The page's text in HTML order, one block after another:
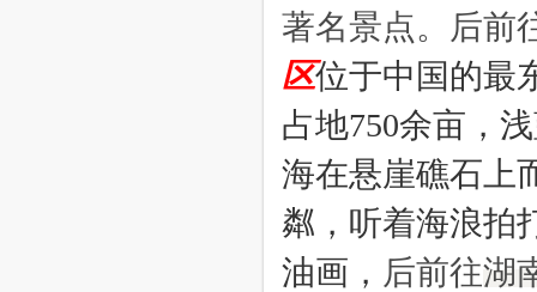
著名景点。
后前
区位于中国的最
占地750余亩，
海在悬崖礁石上
粼，听着海浪拍
油画， 后前往湖